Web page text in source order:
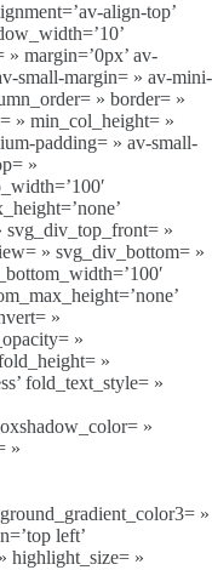
align-top’
margin=’0px’ av-
small-margin= » av-mini-
» border= »
» min_col_height= »
padding= » av-small-
»
»
» svg_div_bottom= »
»
»
»
fold_text_style= »
»
»
»
left’
highlight_size= »